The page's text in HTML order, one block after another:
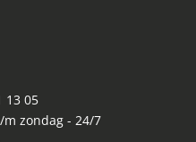
13 05
zondag - 24/7